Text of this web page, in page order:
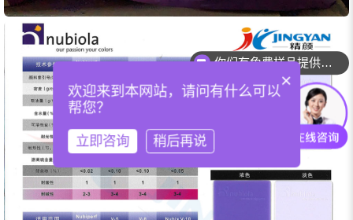
你们可以提供配色服务吗？
×
欢迎来到本网站，请问有什么可以
帮您？
立即咨询 稍后再说